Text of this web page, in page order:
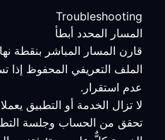
Troubleshooting
المسار المحدد أبطأ
قارن المسار المباشر بنقطة
الملف التعريفي المحفوظ إذا
عدم استقرار.
لا تزال الخدمة أو التطبيق